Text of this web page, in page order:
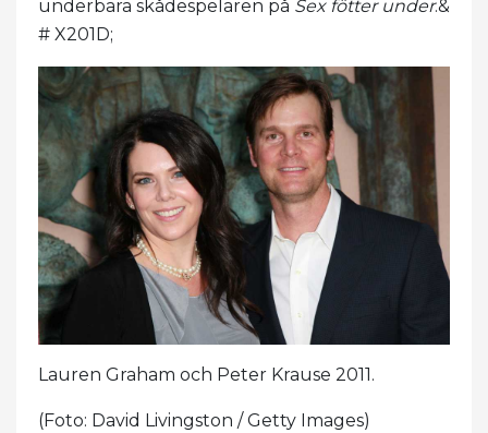
underbara skådespelaren på Sex fötter under.&
# X201D;
Lauren Graham och Peter Krause 2011.
(Foto: David Livingston / Getty Images)